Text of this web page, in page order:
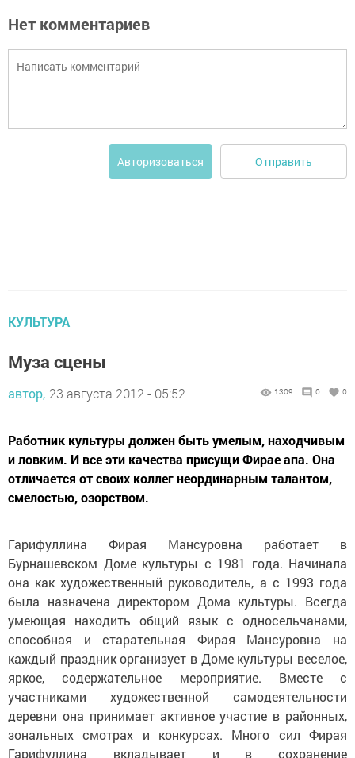
Нет комментариев
Авторизоваться Отправить
КУЛЬТУРА
Муза сцены
автор, 23 августа 2012 - 05:52 1309 0 0
Работник культуры должен быть умелым, находчивым
и ловким. И все эти качества присущи Фирае апа. Она
отличается от своих коллег неординарным талантом,
смелостью, озорством.
Гарифуллина Фирая Мансуровна работает в
Бурнашевском Доме культуры с 1981 года. Начинала
она как художественный руководитель, а с 1993 года
была назначена директором Дома культуры. Всегда
умеющая находить общий язык с односельчанами,
способная и старательная Фирая Мансуровна на
каждый праздник организует в Доме культуры веселое,
яркое, содержательное мероприятие. Вместе с
участниками художественной самодеятельности
деревни она принимает активное участие в районных,
зональных смотрах и конкурсах. Много сил Фирая
Гарифуллина вкладывает и в сохранение